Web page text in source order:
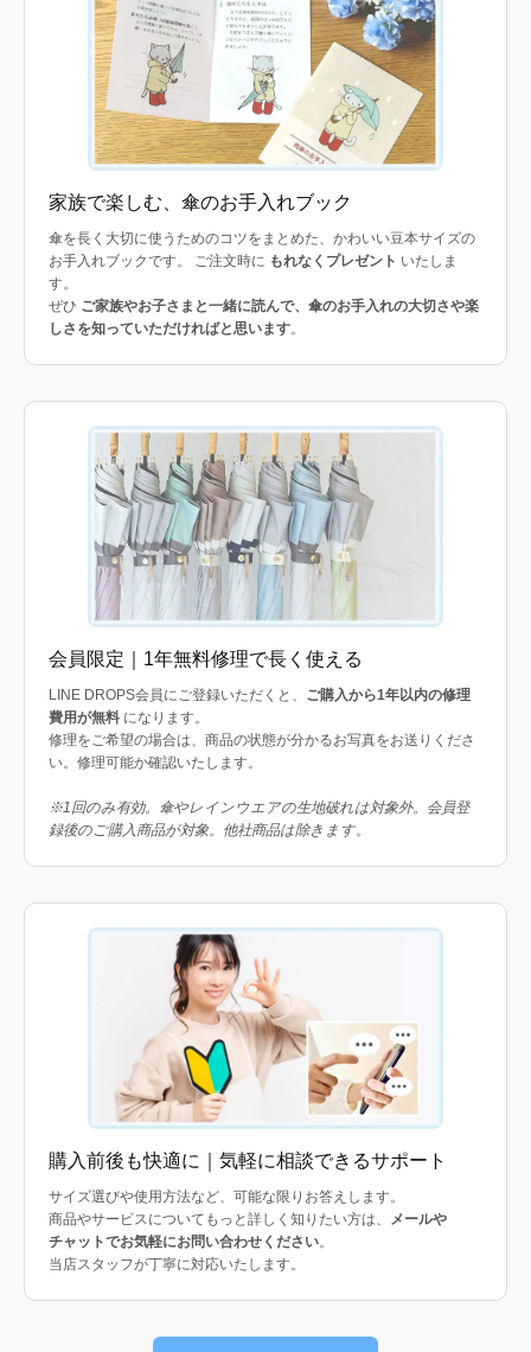
家族で楽しむ、傘のお手入れブック
傘を長く大切に使うためのコツをまとめた、かわいい豆本サイズの
お手入れブックです。 ご注文時に もれなくプレゼント いたしま
す。
ぜひ ご家族やお子さまと一緒に読んで、傘のお手入れの大切さや楽
しさを知っていただければと思います。
会員限定｜1年無料修理で長く使える
LINE DROPS会員にご登録いただくと、 ご購入から1年以内の修理
費用が無料 になります。
修理をご希望の場合は、商品の状態が分かるお写真をお送りくださ
い。修理可能か確認いたします。
※1回のみ有効。傘やレインウエアの生地破れは対象外。会員登
録後のご購入商品が対象。他社商品は除きます。
購入前後も快適に｜気軽に相談できるサポート
サイズ選びや使用方法など、可能な限りお答えします。
商品やサービスについてもっと詳しく知りたい方は、
メールや
チャットでお気軽にお問い合わせください。
当店スタッフが丁寧に対応いたします。